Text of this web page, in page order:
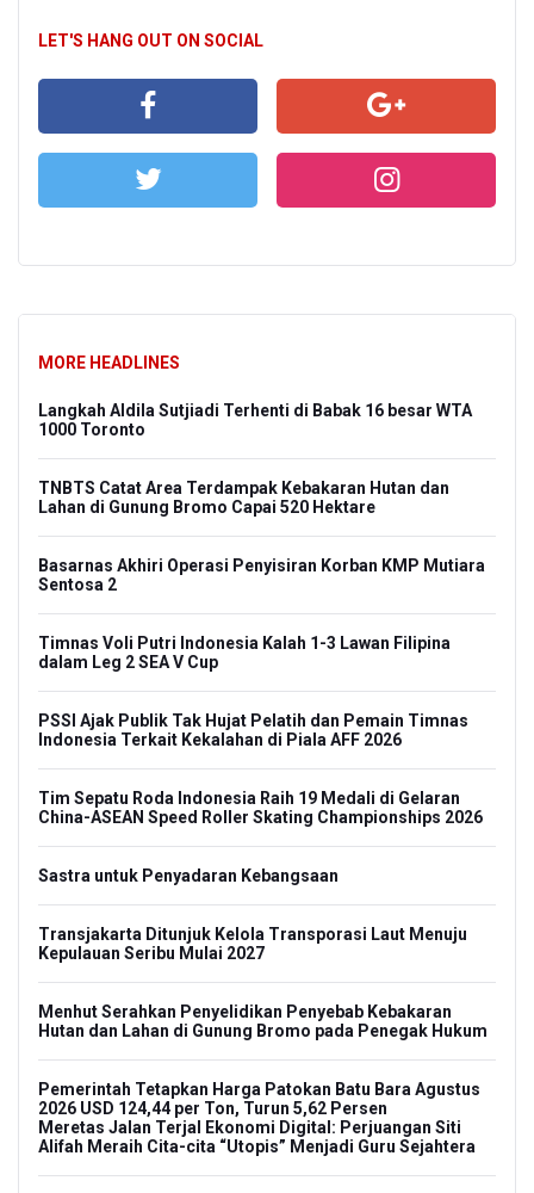
LET'S HANG OUT ON SOCIAL
MORE HEADLINES
Langkah Aldila Sutjiadi Terhenti di Babak 16 besar WTA
1000 Toronto
TNBTS Catat Area Terdampak Kebakaran Hutan dan
Lahan di Gunung Bromo Capai 520 Hektare
Basarnas Akhiri Operasi Penyisiran Korban KMP Mutiara
Sentosa 2
Timnas Voli Putri Indonesia Kalah 1-3 Lawan Filipina
dalam Leg 2 SEA V Cup
PSSI Ajak Publik Tak Hujat Pelatih dan Pemain Timnas
Indonesia Terkait Kekalahan di Piala AFF 2026
Tim Sepatu Roda Indonesia Raih 19 Medali di Gelaran
China-ASEAN Speed Roller Skating Championships 2026
Sastra untuk Penyadaran Kebangsaan
Transjakarta Ditunjuk Kelola Transporasi Laut Menuju
Kepulauan Seribu Mulai 2027
Menhut Serahkan Penyelidikan Penyebab Kebakaran
Hutan dan Lahan di Gunung Bromo pada Penegak Hukum
Pemerintah Tetapkan Harga Patokan Batu Bara Agustus
2026 USD 124,44 per Ton, Turun 5,62 Persen
Meretas Jalan Terjal Ekonomi Digital: Perjuangan Siti
Alifah Meraih Cita-cita “Utopis” Menjadi Guru Sejahtera